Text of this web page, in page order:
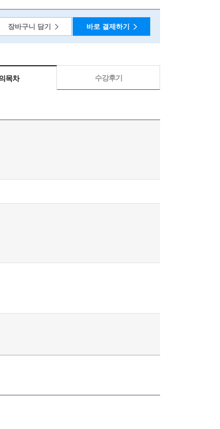
장바구니 담기 바로 결제하기
목차 수강후기